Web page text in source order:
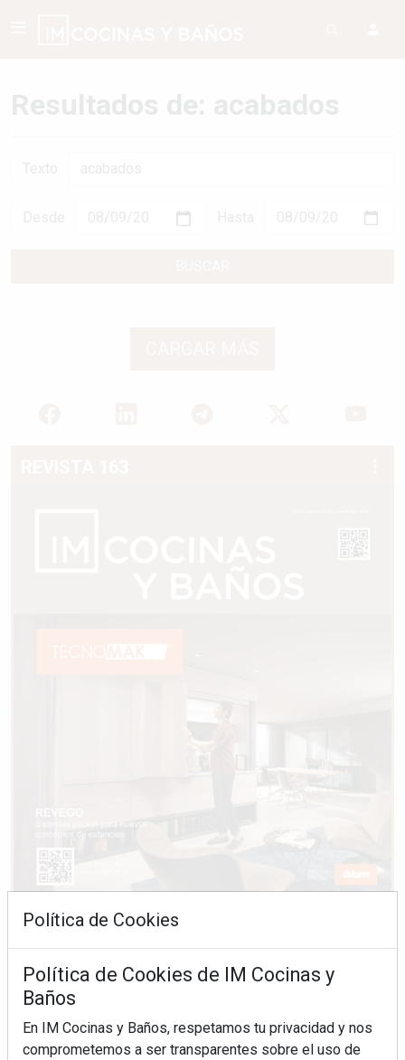
Política de Cookies
Política de Cookies de IM Cocinas y
Baños
En IM Cocinas y Baños, respetamos tu privacidad y nos
comprometemos a ser transparentes sobre el uso de